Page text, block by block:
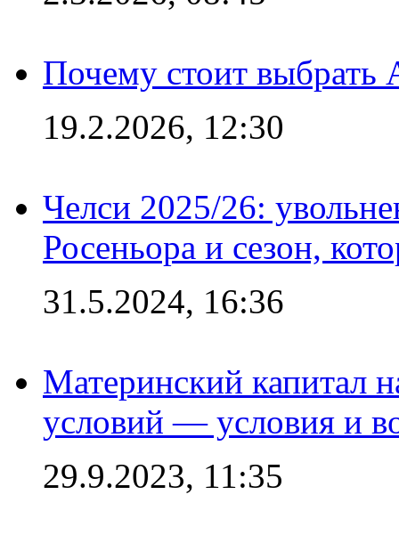
Почему стоит выбрать
19.2.2026, 12:30
Челси 2025/26:
Росеньора и сезон,
31.5.2024, 16:36
Материнский капитал
условий — условия и
29.9.2023, 11:35